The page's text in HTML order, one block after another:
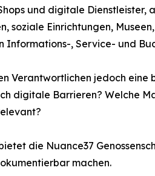
und digitale
soziale Einrichtungen,
, Service- und
Verantwortlichen jedoch eine
digitale Barrieren? Welche
die Nuance37
machen.